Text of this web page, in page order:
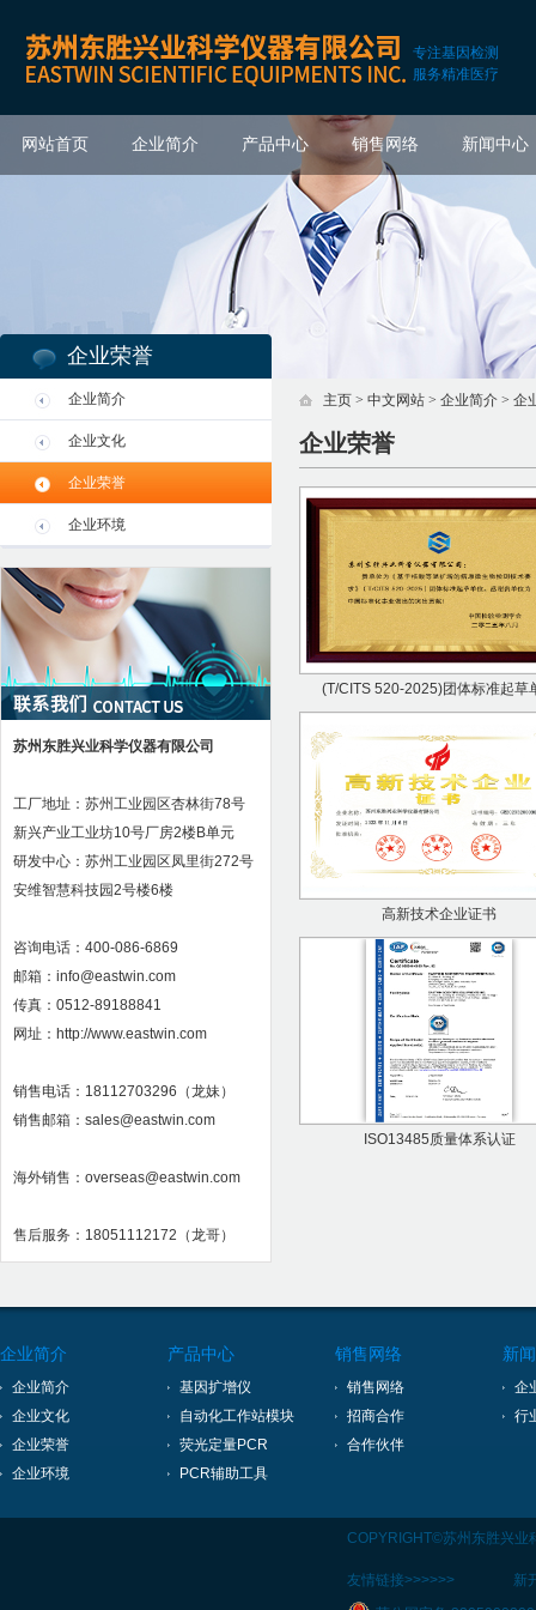
专注基因检测
服务精准医疗
网站首页 企业简介 产品中心 销售网络 新闻中心
企业荣誉
企业简介
企业文化
企业荣誉
企业环境
苏州东胜兴业科学仪器有限公司
工厂地址：苏州工业园区杏林街78号
新兴产业工业坊10号厂房2楼B单元
研发中心：苏州工业园区凤里街272号
安维智慧科技园2号楼6楼
咨询电话：400-086-6869
邮箱：info@eastwin.com
传真：0512-89188841
网址：http://www.eastwin.com
销售电话：18112703296（龙妹）
销售邮箱：sales@eastwin.com
海外销售：overseas@eastwin.com
售后服务：18051112172（龙哥）
主页 > 中文网站 > 企业简介 > 企
企业荣誉
(T/CITS 520-2025)团体标准起草
高新技术企业证书
ISO13485质量体系认证
企业简介
企业简介
企业文化
企业荣誉
企业环境
产品中心
基因扩增仪
自动化工作站模块
荧光定量PCR
PCR辅助工具
销售网络
销售网络
招商合作
合作伙伴
新
企
行
COPYRIGHT©苏州东胜兴业
新
友情链接>>>>>>